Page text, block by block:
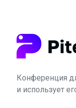
Конференция
и использует